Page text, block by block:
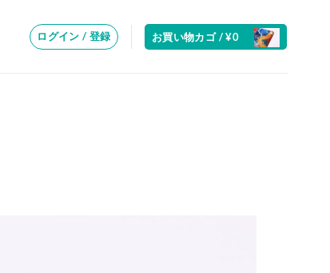
ログイン / 登録 お買い物カゴ /¥0